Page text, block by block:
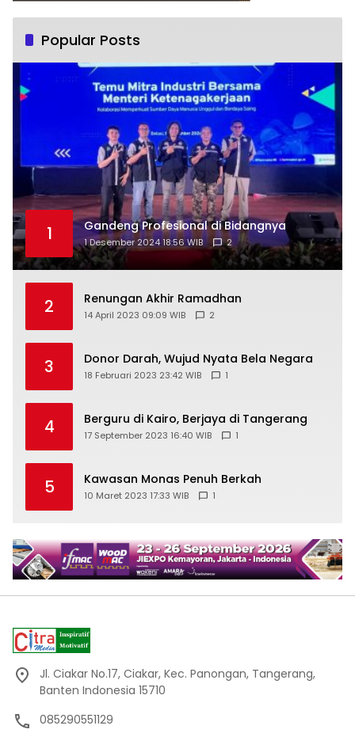
Popular Posts
1 Gandeng Profesional di Bidangnya
1 Desember 2024 18:56 WIB 2
2 Renungan Akhir Ramadhan
14 April 2023 09:09 WIB 2
3 Donor Darah, Wujud Nyata Bela Negara
18 Februari 2023 23:42 WIB 1
4 Berguru di Kairo, Berjaya di Tangerang
17 September 2023 16:40 WIB 1
5 Kawasan Monas Penuh Berkah
10 Maret 2023 17:33 WIB 1
Jl. Ciakar No.17, Ciakar, Kec. Panongan, Tangerang,
Banten Indonesia 15710
085290551129